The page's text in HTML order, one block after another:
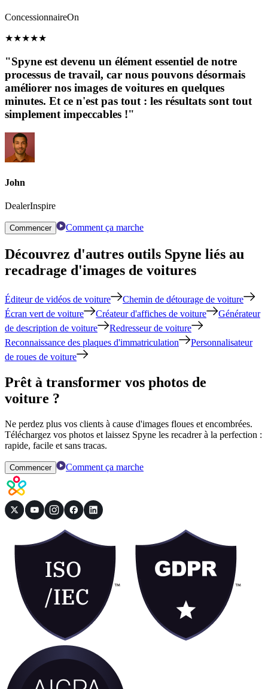
ConcessionnaireOn
★★★★★
"Spyne est devenu un élément essentiel de notre
processus de travail, car nous pouvons désormais
améliorer nos images de voitures en quelques
minutes. Et ce n'est pas tout : les résultats sont tout
simplement impeccables !"
John
DealerInspire
Commencer Comment ça marche
Découvrez d'autres outils Spyne liés au
recadrage d'images de voitures
Éditeur de vidéos de voiture
Chemin de détourage de voiture
Écran vert de voiture
Créateur d'affiches de voiture
Générateur
de description de voiture
Redresseur de voiture
Reconnaissance des plaques d'immatriculation
Personnalisateur
de roues de voiture
Prêt à transformer vos photos de
voiture ?
Ne perdez plus vos clients à cause d'images floues et encombrées.
Téléchargez vos photos et laissez Spyne les recadrer à la perfection :
rapide, facile et sans tracas.
Commencer Comment ça marche